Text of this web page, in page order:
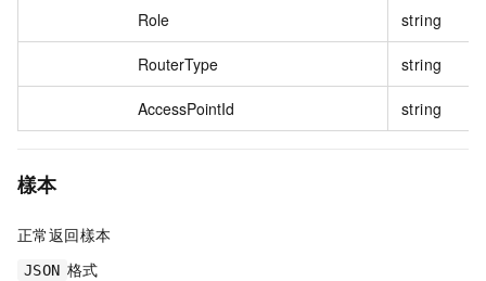
Role string
RouterType string
AccessPointId string
樣本
正常返回樣本
JSON 格式